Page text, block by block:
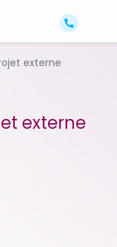
externe
externe